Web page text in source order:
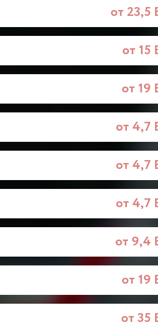
от 23,5
от 15
от 19
от 4,7
от 4,7
от 4,7
от 9,4
от 19
от 35